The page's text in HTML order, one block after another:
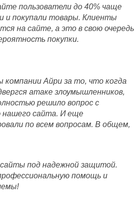
пользователи до 40% чаще
и покупали товары. Клиенты
на сайте, а это в свою очередь
покупки.
компании Айри за то, что когда
атаке злоумышленников,
решило вопрос с
нашего сайта. И еще
по всем вопросам. В общем,
под надежной защитой.
помощь и